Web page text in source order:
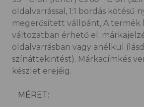
oldalvarrással, 1:1 bordás kötésű
megerősített vállpánt, A termék
változatban érhető el:
oldalvarrásban vagy anélkül
színáttekintést). Márkacímkés
készlet erejéig.
MÉRET: